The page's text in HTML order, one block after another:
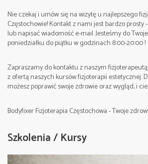
2. Strefa pracy – klatka piersiowa,
Nie czekaj i umów się na wizytę u najlepszego
Częstochowie! Kontakt z nami jest bardzo prosty
lub napisać wiadomość e-mail. Jesteśmy do
poniedziałku do piątku w godzinach 8:00-20:00 !
Zapraszamy do kontaktu z naszym
z ofertą naszych kursów fizjoterapii estetycznej.
możesz poprawić swoje zdrowie oraz wygląd, i
Bodyfixer Fizjoterapia Częstochowa - Twoje
Szkolenia / Kursy